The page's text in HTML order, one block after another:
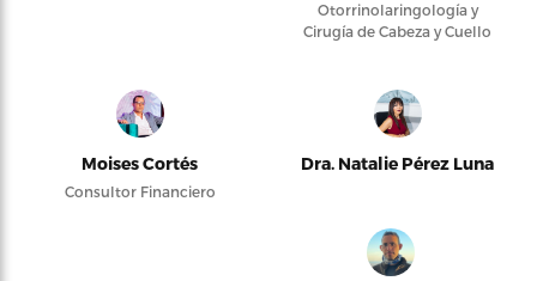
Otorrinolaringología y
Cirugía de Cabeza y Cuello
Moises Cortés
Consultor Financiero
Dra. Natalie Pérez Luna